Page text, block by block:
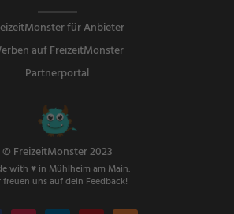
für Anbieter
auf FreizeitMonster
Partnerportal
© FreizeitMonster 2023
with ♥ in Mühlheim am Main.
freuen uns auf dein Feedback!